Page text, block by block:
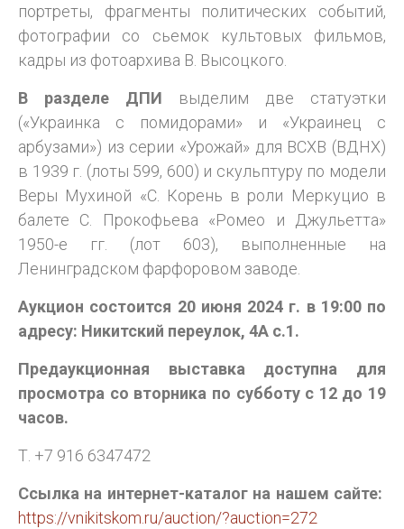
портреты, фрагменты политических событий,
фотографии со сьемок культовых фильмов,
кадры из фотоархива В. Высоцкого.
В разделе ДПИ выделим две статуэтки
(«Украинка с помидорами» и «Украинец с
арбузами») из серии «Урожай» для ВСХВ (ВДНХ)
в 1939 г. (лоты 599, 600) и скульптуру по модели
Веры Мухиной «С. Корень в роли Меркуцио в
балете С. Прокофьева «Ромео и Джульетта»
1950-е гг. (лот 603), выполненные на
Ленинградском фарфоровом заводе.
Аукцион состоится 20 июня 2024 г. в 19:00 по
адресу: Никитский переулок, 4А с.1.
Предаукционная выставка доступна для
просмотра со вторника по субботу с 12 до 19
часов.
Т. +7 916 6347472
Ссылка на интернет-каталог на нашем сайте:
https://vnikitskom.ru/auction/?auction=272